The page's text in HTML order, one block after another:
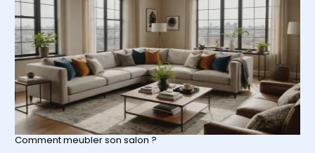
Comment meubler son salon ?